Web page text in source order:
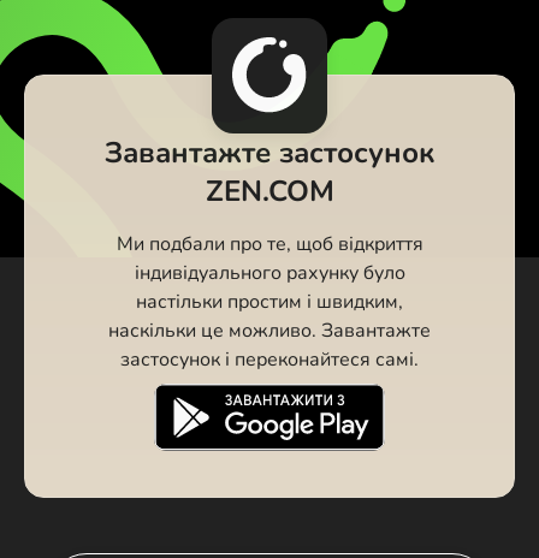
Завантажте застосунок
ZEN.COM
Ми подбали про те, щоб відкриття
індивідуального рахунку було
настільки простим і швидким,
наскільки це можливо. Завантажте
застосунок і переконайтеся самі.